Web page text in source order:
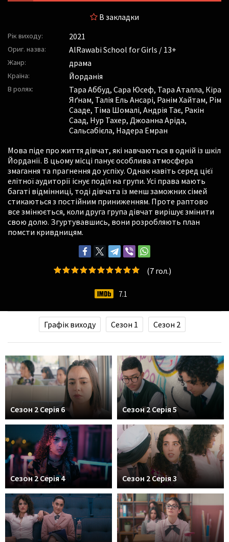
В закладки
Рік виходу: 2021
Ориг. назва: AlRawabi School for Girls / 13+
Жанр: драма
Країна: Йорданія
В ролях: Тара Аббуд, Сара Юсеф, Тара Аталла, Кіра
Яґнам, Талія Ель Ансарі, Ранім Хайтам, Рім
Сааде, Тіма Шомалі, Андрія Тає, Ракін
Саад, Нур Тахер, Джоанна Аріда,
Сальсабієла, Надера Емран
Мова піде про життя дівчат, які навчаються в одній із шкіл
Йорданії. В цьому місці панує особлива атмосфера
змагання та прагнення до успіху. Однак навіть серед цієї
елітної аудиторії існує поділ на групи. Усі права мають
багаті відмінниці, тоді дівчата із менш заможних сімей
стикаються з постійним приниженням. Проте раптово
все змінюється, коли друга група дівчат вирішує змінити
свою долю. Згуртувавшись, вони розробляють план
помсти кривдницям.
(7гол.)
7.1
Графік виходу Сезон 1 Сезон 2
Сезон 2 Серія 6 Сезон 2 Серія 5
Сезон 2 Серія 4 Сезон 2 Серія 3